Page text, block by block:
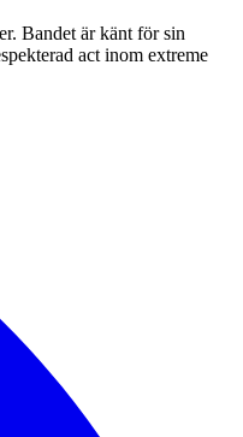
Bandet är känt för sin
act inom extreme